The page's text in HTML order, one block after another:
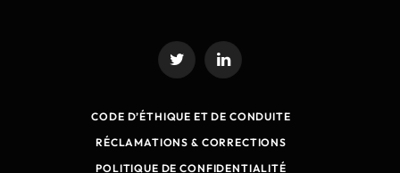
Twitter LinkedIn
CODE D’ÉTHIQUE ET DE CONDUITE
RÉCLAMATIONS & CORRECTIONS
POLITIQUE DE CONFIDENTIALITÉ